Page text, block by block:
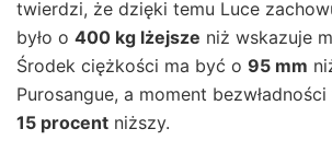
twierdzi, że dzięki temu Luce
było o 400 kg lżejsze niż wskazuje
Środek ciężkości ma być o 95 mm
Purosangue, a moment
15 procent niższy.